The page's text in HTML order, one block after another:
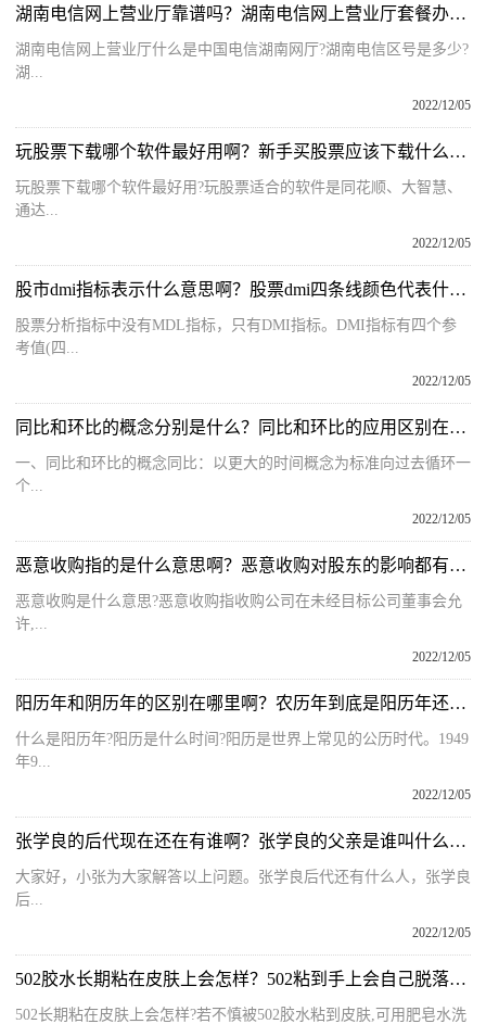
湖南电信网上营业厅靠谱吗？湖南电信网上营业厅套餐办理流程是什么？
湖南电信网上营业厅什么是中国电信湖南网厅?湖南电信区号是多少?
湖...
2022/12/05
玩股票下载哪个软件最好用啊？新手买股票应该下载什么软件最好？
玩股票下载哪个软件最好用?玩股票适合的软件是同花顺、大智慧、
通达...
2022/12/05
股市dmi指标表示什么意思啊？股票dmi四条线颜色代表什么含义？
股票分析指标中没有MDL指标，只有DMI指标。DMI指标有四个参
考值(四...
2022/12/05
同比和环比的概念分别是什么？同比和环比的应用区别在哪里呢？
一、同比和环比的概念同比：以更大的时间概念为标准向过去循环一
个...
2022/12/05
恶意收购指的是什么意思啊？恶意收购对股东的影响都有哪些呢？
恶意收购是什么意思?恶意收购指收购公司在未经目标公司董事会允
许,...
2022/12/05
阳历年和阴历年的区别在哪里啊？农历年到底是阳历年还是阴历年？
什么是阳历年?阳历是什么时间?阳历是世界上常见的公历时代。1949
年9...
2022/12/05
张学良的后代现在还在有谁啊？张学良的父亲是谁叫什么名字呢？
大家好，小张为大家解答以上问题。张学良后代还有什么人，张学良
后...
2022/12/05
502胶水长期粘在皮肤上会怎样？502粘到手上会自己脱落吗为什么？
502长期粘在皮肤上会怎样?若不慎被502胶水粘到皮肤,可用肥皂水洗